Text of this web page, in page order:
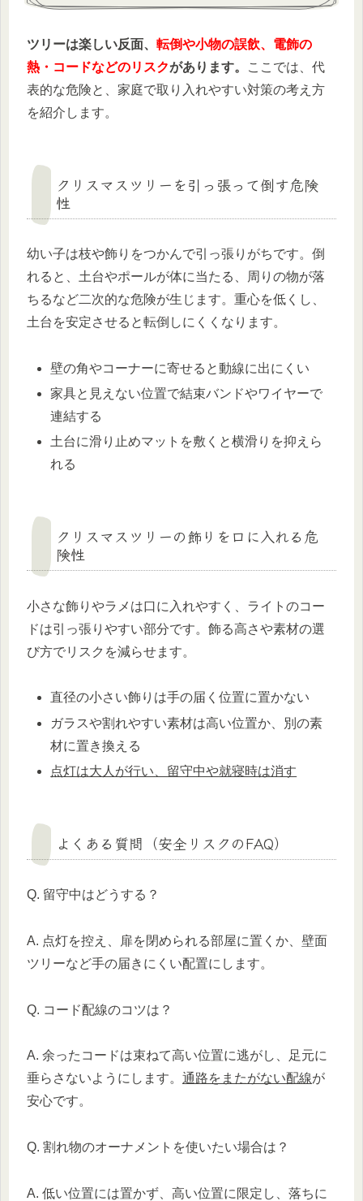
ツリーは楽しい反面、 転倒や小物の誤飲、電飾の
熱・コードなどのリスクがあります。
ここでは、代
表的な危険と、家庭で取り入れやすい対策の考え方
を紹介します。
クリスマスツリーを引っ張って倒す危険
性
幼い子は枝や飾りをつかんで引っ張りがちです。倒
れると、土台やポールが体に当たる、周りの物が落
ちるなど二次的な危険が生じます。重心を低くし、
土台を安定させると転倒しにくくなります。
壁の角やコーナーに寄せると動線に出にくい
家具と見えない位置で結束バンドやワイヤーで
連結する
土台に滑り止めマットを敷くと横滑りを抑えら
れる
クリスマスツリーの飾りを口に入れる危
険性
小さな飾りやラメは口に入れやすく、ライトのコー
ドは引っ張りやすい部分です。飾る高さや素材の選
び方でリスクを減らせます。
直径の小さい飾りは手の届く位置に置かない
ガラスや割れやすい素材は高い位置か、別の素
材に置き換える
点灯は大人が行い、留守中や就寝時は消す
よくある質問（安全リスクのFAQ）
Q. 留守中はどうする？
A. 点灯を控え、扉を閉められる部屋に置くか、壁面
ツリーなど手の届きにくい配置にします。
Q. コード配線のコツは？
A. 余ったコードは束ねて高い位置に逃がし、足元に
垂らさないようにします。 通路をまたがない配線が
安心です。
Q. 割れ物のオーナメントを使いたい場合は？
A. 低い位置には置かず、高い位置に限定し、落ちに